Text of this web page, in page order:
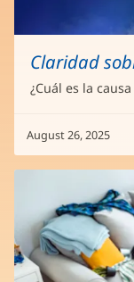
Claridad
¿Cuál es la
August 26, 2025